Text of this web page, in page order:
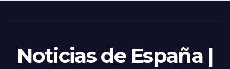
Noticias de España |